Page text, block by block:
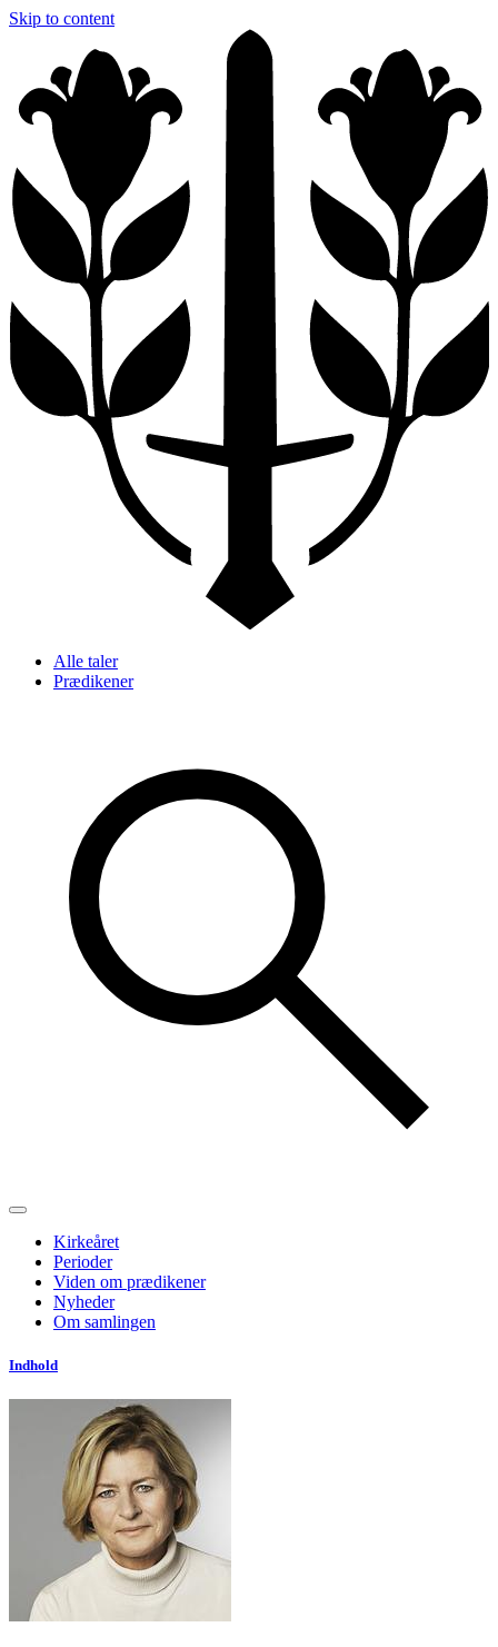
Skip to content
Alle taler
Prædikener
Kirkeåret
Perioder
Viden om prædikener
Nyheder
Om samlingen
Indhold